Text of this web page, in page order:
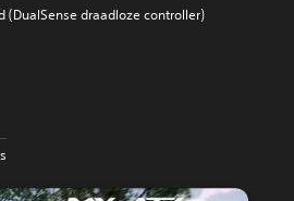
(DualSense draadloze controller)